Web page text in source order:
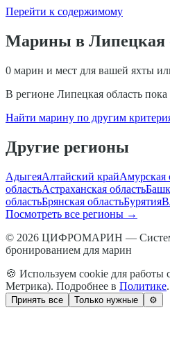
Перейти к содержимому
Марины в Липецкая
0 марин и мест для вашей яхты
В регионе Липецкая область пока
Найти марину по другим
Другие регионы
АдыгеяАлтайский крайАмурская
областьАстраханская область
областьБрянская областьБурятия
Посмотреть все регионы →
© 2026 ЦИФРОМАРИН —
бронированием для марин
🍪 Используем cookie для работы
Метрика). Подробнее в Политике.
Принять все Только нужные ⚙